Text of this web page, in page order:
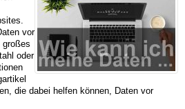
vor
großes
oder
die dabei helfen können, Daten vor